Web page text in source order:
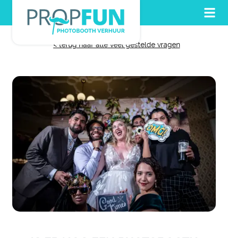
< terug naar alle veel gestelde vragen